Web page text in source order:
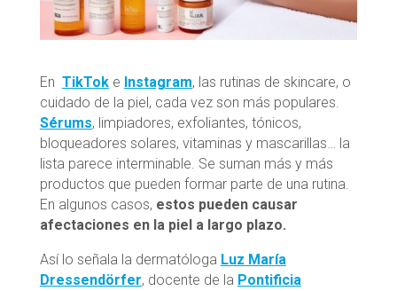
En TikToke Instagram, las rutinas de skincare, o
cuidado de la piel, cada vez son más populares.
Sérums, limpiadores, exfoliantes, tónicos,
bloqueadores solares, vitaminas y mascarillas… la
lista parece interminable. Se suman más y más
productos que pueden formar parte de una rutina.
En algunos casos, estos pueden causar
afectaciones en la piel a largo plazo.
Así lo señala la dermatóloga Luz María
Dressendörfer, docente de la Pontificia